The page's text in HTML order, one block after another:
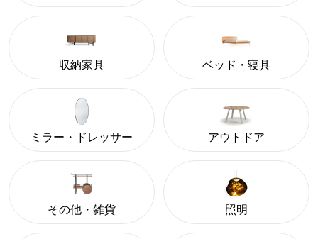
収納家具 ベッド・寝具
ミラー・ドレッサー アウトドア
その他・雑貨 照明